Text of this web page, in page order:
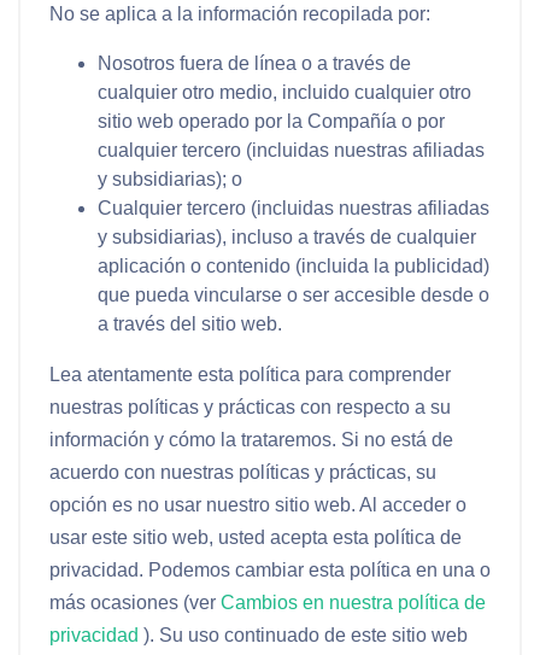
No se aplica a la información recopilada por:
Nosotros fuera de línea o a través de
cualquier otro medio, incluido cualquier otro
sitio web operado por la Compañía o por
cualquier tercero (incluidas nuestras afiliadas
y subsidiarias); o
Cualquier tercero (incluidas nuestras afiliadas
y subsidiarias), incluso a través de cualquier
aplicación o contenido (incluida la publicidad)
que pueda vincularse o ser accesible desde o
a través del sitio web.
Lea atentamente esta política para comprender
nuestras políticas y prácticas con respecto a su
información y cómo la trataremos. Si no está de
acuerdo con nuestras políticas y prácticas, su
opción es no usar nuestro sitio web. Al acceder o
usar este sitio web, usted acepta esta política de
privacidad. Podemos cambiar esta política en una o
más ocasiones (ver Cambios en nuestra política de
privacidad ). Su uso continuado de este sitio web